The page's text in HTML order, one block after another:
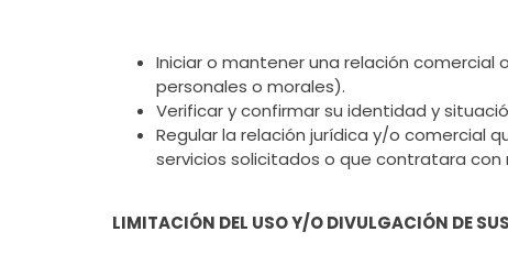
Iniciar o mantener una relación
personales o morales).
Verificar y confirmar su identidad y
Regular la relación jurídica y/o comercial
servicios solicitados o que contratara con
LIMITACIÓN DEL USO Y/O DIVULGACIÓN DE